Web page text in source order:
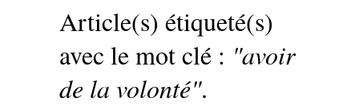
Article(s) étiqueté(s)
avec le mot clé : "avoir
de la volonté".